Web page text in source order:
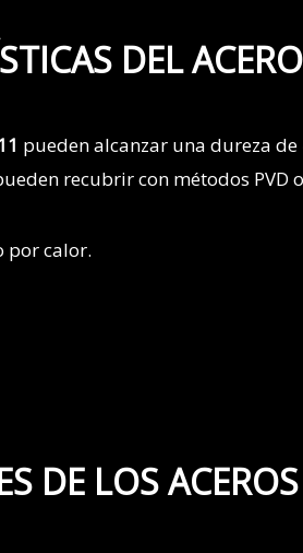
DEL
pueden alcanzar una dureza
recubrir con métodos PVD o
por calor.
DE LOS